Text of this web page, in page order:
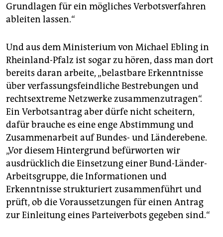
Grundlagen für ein mögliches Verbotsverfahren
ableiten lassen.“
Und aus dem Ministerium von Michael Ebling in
Rheinland-Pfalz ist sogar zu hören, dass man dort
bereits daran arbeite, „belastbare Erkenntnisse
über verfassungsfeindliche Bestrebungen und
rechtsextreme Netzwerke zusammenzutragen“.
Ein Verbotsantrag aber dürfe nicht scheitern,
dafür brauche es eine enge Abstimmung und
Zusammenarbeit auf Bundes- und Länderebene.
„Vor diesem Hintergrund befürworten wir
ausdrücklich die Einsetzung einer Bund-Länder-
Arbeitsgruppe, die Informationen und
Erkenntnisse strukturiert zusammenführt und
prüft, ob die Voraussetzungen für einen Antrag
zur Einleitung eines Parteiverbots gegeben sind.“